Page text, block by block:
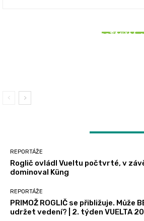
Roglič ovládl Vueltu počtvrté,
PRIMOŽ ROGLIČ se
REPORTÁŽE
Roglič ovládl Vueltu počtvrté, v
dominoval Küng
REPORTÁŽE
PRIMOŽ ROGLIČ se přibližuje. Může
udržet vedení? | 2. týden VUELTA